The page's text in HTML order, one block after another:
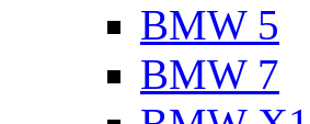
BMW 5
BMW 7